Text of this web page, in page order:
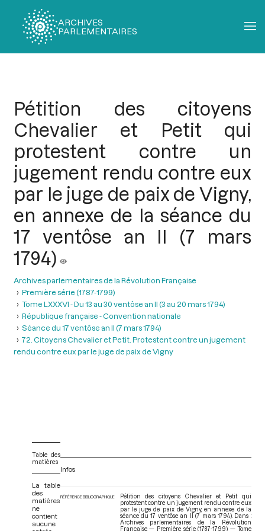
ARCHIVES
PARLEMENTAIRES
Pétition des citoyens
Chevalier et Petit qui
protestent contre un
jugement rendu contre eux
par le juge de paix de Vigny,
en annexe de la séance du
17 ventôse an II (7 mars
1794)
Archives parlementaires de la Révolution Française
Première série (1787-1799)
Tome LXXXVI - Du 13 au 30 ventôse an II (3 au 20 mars 1794)
République française - Convention nationale
Séance du 17 ventôse an II (7 mars 1794)
72. Citoyens Chevalier et Petit. Protestent contre un jugement
rendu contre eux par le juge de paix de Vigny
Table des
matières
La table
des
matières
ne
contient
aucune
Infos
RÉFÉRENCE BIBLIOGRAPHIQUE
Pétition des citoyens Chevalier et Petit qui
protestent contre un jugement rendu contre eux
par le juge de paix de Vigny, en annexe de la
séance du 17 ventôse an II (7 mars 1794). Dans :
Archives parlementaires de la Révolution
Française — Première série (1787-1799) — Tome